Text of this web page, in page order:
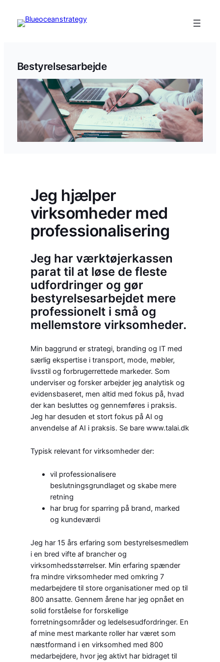
Bestyrelsesarbejde
Jeg hjælper
virksomheder med
professionalisering
Jeg har værktøjerkassen
parat til at løse de fleste
udfordringer og gør
bestyrelsesarbejdet mere
professionelt i små og
mellemstore virksomheder.
Min baggrund er strategi, branding og IT med
særlig ekspertise i transport, mode, møbler,
livsstil og forbrugerrettede markeder. Som
underviser og forsker arbejder jeg analytisk og
evidensbaseret, men altid med fokus på, hvad
der kan besluttes og gennemføres i praksis.
Jeg har desuden et stort fokus på AI og
anvendelse af AI i praksis. Se bare www.talai.dk
Typisk relevant for virksomheder der:
vil professionalisere
beslutningsgrundlaget og skabe mere
retning
har brug for sparring på brand, marked
og kundeværdi
Jeg har 15 års erfaring som bestyrelsesmedlem
i en bred vifte af brancher og
virksomhedsstørrelser. Min erfaring spænder
fra mindre virksomheder med omkring 7
medarbejdere til store organisationer med op til
800 ansatte. Gennem årene har jeg opnået en
solid forståelse for forskellige
forretningsområder og ledelsesudfordringer. En
af mine mest markante roller har været som
næstformand i en virksomhed med 800
medarbejdere, hvor jeg aktivt har bidraget til